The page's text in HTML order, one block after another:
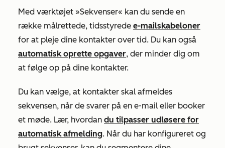
Med værktøjet »Sekvenser« kan du sende en
række målrettede, tidsstyrede e-mailskabeloner
for at pleje dine kontakter over tid. Du kan også
automatisk oprette opgaver, der minder dig om
at følge op på dine kontakter.
Du kan vælge, at kontakter skal afmeldes
sekvensen, når de svarer på en e-mail eller booker
et møde. Lær, hvordan du tilpasser udløsere for
automatisk afmelding. Når du har konfigureret og